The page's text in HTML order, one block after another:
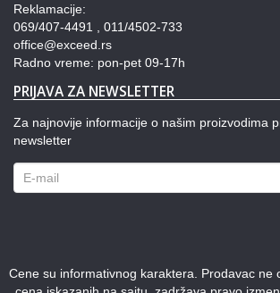
Reklamacije:
069/407-4491 , 011/4502-733
office@exceed.rs
Radno vreme: pon-pet 09-17h
PRIJAVA ZA NEWSLETTER
Za najnovije informacije o našim proizvodima
newsletter
Cene su informativnog karaktera. Prodavac ne